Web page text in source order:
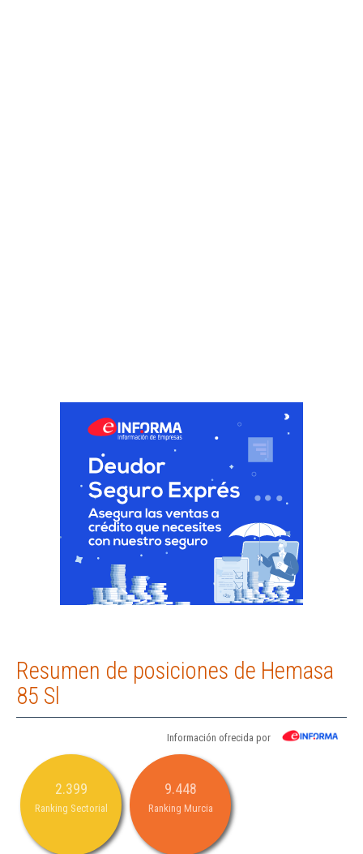
Resumen de posiciones de Hemasa
85 Sl
Información ofrecida por
2.399
Ranking Sectorial
9.448
Ranking Murcia